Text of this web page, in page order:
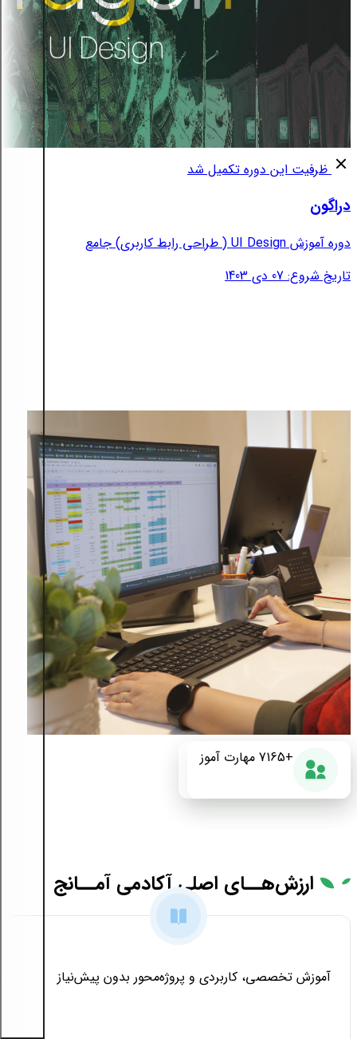
ظرفیت این دوره تکمیل شد
دراگون
دوره آموزش UI Design ( طراحی رابط کاربری) جامع
تاریخ شروع: 07 دی 1403
+175 دوره آموزشی 87% رضایت از دوره +7165 مهارت آموز
ارزش‌هــای اصلی آکادمی آمــانج
آموزش تخصصی، کاربردی و پروژه‌محور بدون پیش‌نیاز